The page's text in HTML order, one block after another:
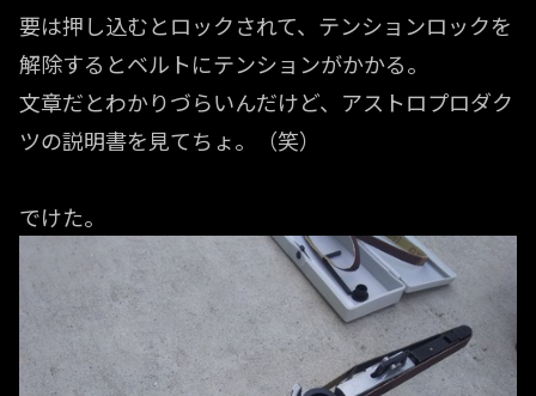
要は押し込むとロックされて、テンションロックを
解除するとベルトにテンションがかかる。
文章だとわかりづらいんだけど、アストロプロダク
ツの説明書を見てちょ。（笑）
でけた。